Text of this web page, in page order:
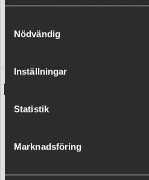
Nödvändig
Inställningar
Statistik
Marknadsföring
BASECOLOR